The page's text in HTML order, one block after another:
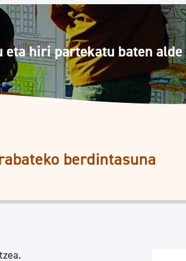
Garapen ekonomikoa eta enplegua
Berdintasuna, Giza Eskubideak eta bizikidetza
hiri partekatu baten alde
berdintasuna